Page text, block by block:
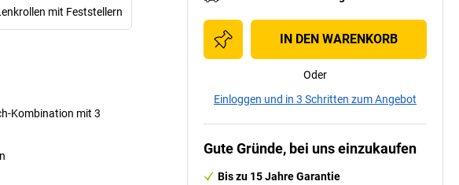
mit Feststellern
Kombination mit 3
IN DEN WARENKORB
Oder
Einloggen und in 3 Schritten zum Angebot
Gute Gründe, bei uns einzukaufen
Bis zu 15 Jahre Garantie